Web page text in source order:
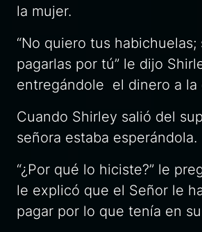
la mujer.
“No quiero tus
pagarlas por tú” le dijo
entregándole el dinero a la
Cuando Shirley salió del
señora estaba esperándola.
“¿Por qué lo hiciste?” le
le explicó que el Señor le
pagar por lo que tenía en